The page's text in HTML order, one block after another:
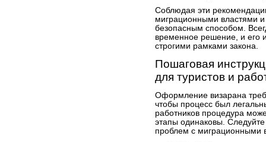
Соблюдая эти
миграционными властями
безопасным способом.
временное решение, и его
строгими рамками закона.
Пошаговая
для туристов и
Оформление визарана
чтобы процесс был
работников процедура
этапы одинаковы. Следуйте
проблем с миграционными